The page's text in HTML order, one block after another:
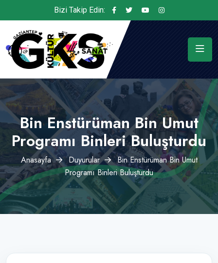
Bizi Takip Edin:
Bin Enstürüman Bin Umut
Programı Binleri Buluşturdu
Anasayfa Duyurular
Bin Enstürüman Bin Umut
Programı Binleri Buluşturdu